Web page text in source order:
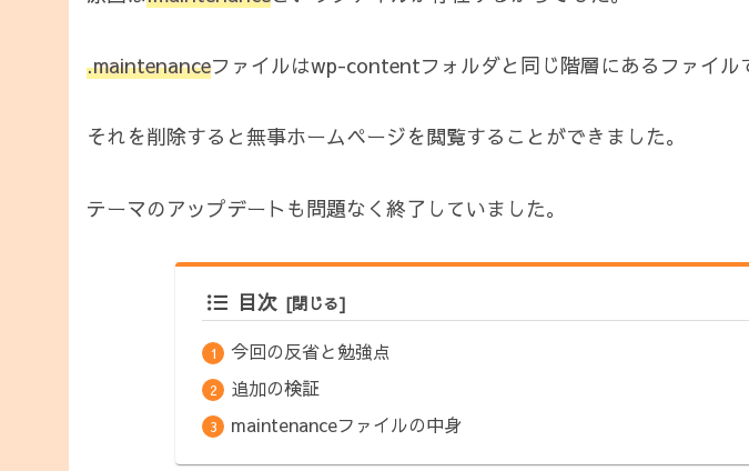
.maintenanceファイルはwp-contentフォルダと同じ階層にあるファイル
それを削除すると無事ホームページを閲覧することができました。
テーマのアップデートも問題なく終了していました。
目次
今回の反省と勉強点
追加の検証
maintenanceファイルの中身